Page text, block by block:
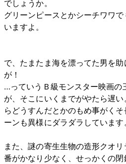
でしょうか。
グリーンピースとかシーチワワ
いますよ。
で、たまたま海を漂ってた男を
が！
…っていうＢ級モンスター映画の
が、そこにいくまでがやたら遅
らどうすんだとかのもめ事がく
ーンも異様にダラダラしています
また、謎の寄生生物の造形クオ
番がかなり少なく、せっかくの